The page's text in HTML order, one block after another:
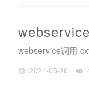
webservice调用
2021-05-26